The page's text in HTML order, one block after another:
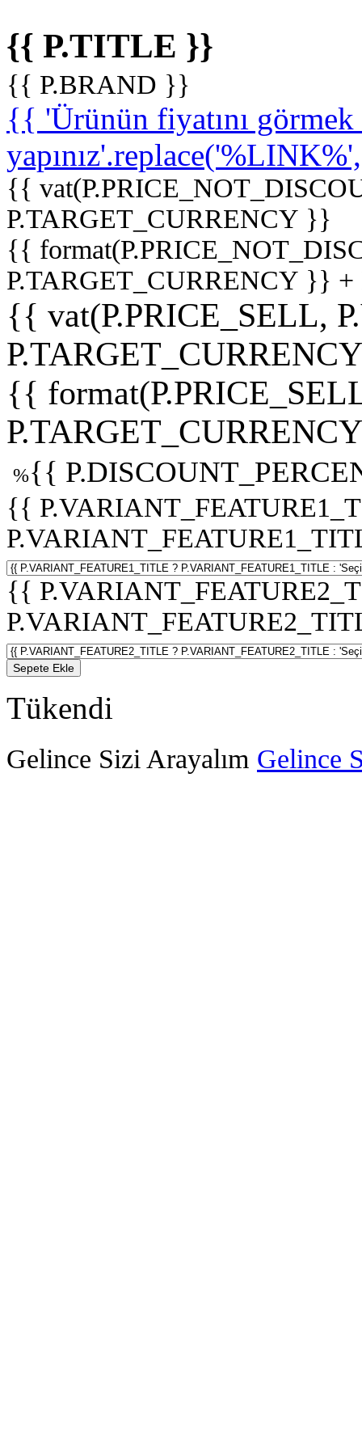
{{ P.TITLE }}
{{ P.BRAND }}
{{ 'Ürünün fiyatını
{{
P.TARGET_CURRENCY }}
{{
P.TARGET_CURRENCY }}
{{ vat(P.PRICE_SELL,
{{
%{{
{{
{{
Sepete Ekle
Tükendi
Gelince Sizi Arayalım Gelince